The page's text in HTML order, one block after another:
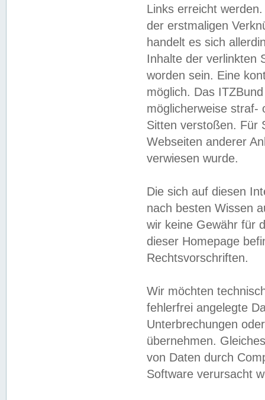
Links erreicht
der erstmaligen
handelt es sich
Inhalte der verlinkten
worden sein. Eine
möglich. Das
möglicherweise straf-
Sitten verstoßen. Für
Webseiten anderer
verwiesen wurde.
Die sich auf diesen
nach besten Wissen
wir keine Gewähr für
dieser Homepage
Rechtsvorschriften.
Wir möchten
fehlerfrei angelegte
Unterbrechungen
übernehmen.
von Daten durch
Software verursacht